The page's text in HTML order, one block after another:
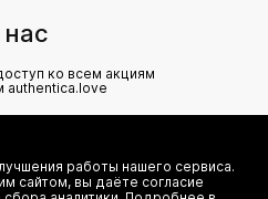
ко всем акциям
authentica.love
и хранение моих
email, телефон) для получения
рассылок от ООО 'БТ
работы нашего сервиса.
сайтом, вы даёте согласие